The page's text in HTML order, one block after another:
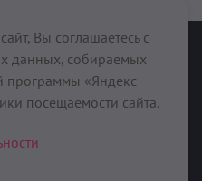
поддержке
Вы соглашаетесь с
данных, собираемых
программы «Яндекс
посещаемости сайта.